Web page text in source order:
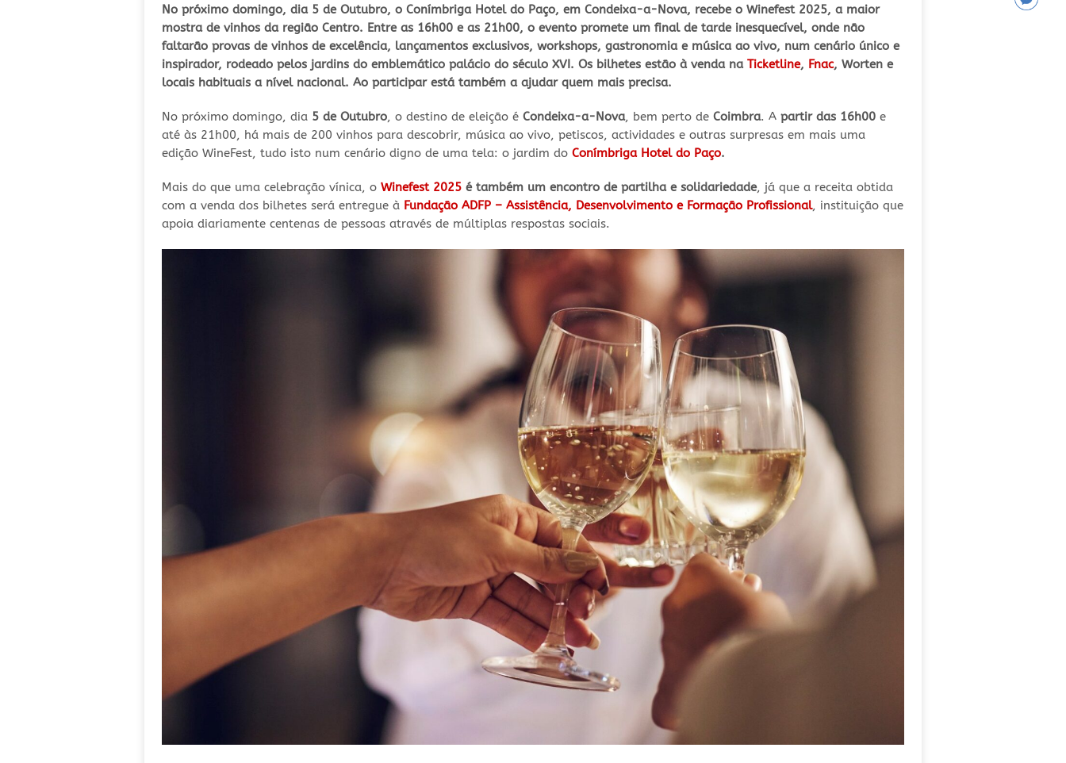
No próximo domingo, dia 5 de Outubro, o Conímbriga Hotel do Paço, em Condeixa-a-Nova, recebe o Winefest 2025, a maior
mostra de vinhos da região Centro. Entre as 16h00 e as 21h00, o evento promete um final de tarde inesquecível, onde não
faltarão provas de vinhos de excelência, lançamentos exclusivos, workshops, gastronomia e música ao vivo, num cenário único e
inspirador, rodeado pelos jardins do emblemático palácio do século XVI. Os bilhetes estão à venda na Ticketline, Fnac, Worten e
locais habituais a nível nacional. Ao participar está também a ajudar quem mais precisa.
No próximo domingo, dia 5 de Outubro, o destino de eleição é Condeixa-a-Nova, bem perto de Coimbra. Apartir das 16h00e
até às 21h00, há mais de 200 vinhos para descobrir, música ao vivo, petiscos, actividades e outras surpresas em mais uma
edição WineFest, tudo isto num cenário digno de uma tela: o jardim do Conímbriga Hotel do Paço.
Mais do que uma celebração vínica, o Winefest 2025é também um encontro de partilha e solidariedade, já que a receita obtida
com a venda dos bilhetes será entregue à Fundação ADFP – Assistência, Desenvolvimento e Formação Profissional, instituição que
apoia diariamente centenas de pessoas através de múltiplas respostas sociais.